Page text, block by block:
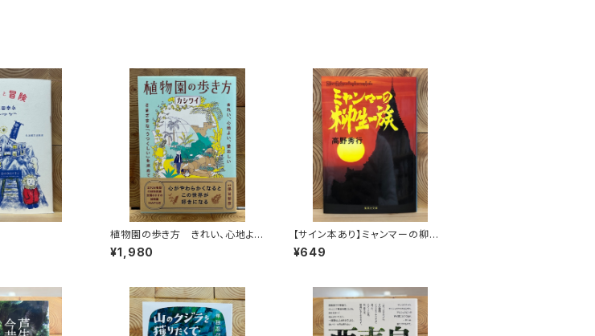
植物園の歩き方 きれい、心地よ
い、愛おしい さまざまな「うつくし
い」を求めて
¥1,980
【サイン本あり】ミャンマーの柳生
一族
¥649